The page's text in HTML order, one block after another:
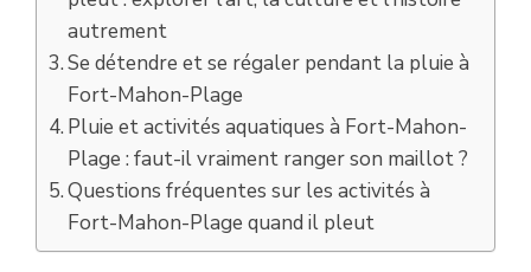
autrement
Se détendre et se régaler pendant la pluie à
Fort-Mahon-Plage
Pluie et activités aquatiques à Fort-Mahon-
Plage : faut-il vraiment ranger son maillot ?
Questions fréquentes sur les activités à
Fort-Mahon-Plage quand il pleut